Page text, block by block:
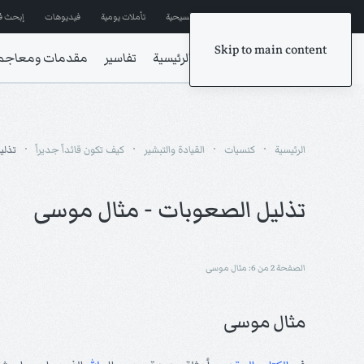
Skip to main content
إشترك في المراسلات ترانيم مسيحية تأملات يومية فيديوهات إبحث
الرئيسية تفاسير مقدمات
الرئيسية كنسيات القيادة والتبشير كيف تكون قائداً جديراً
تذليل الصعوبات - مثال موسى
الصفحة 2 من 6: مثال موسى
مثال موسى